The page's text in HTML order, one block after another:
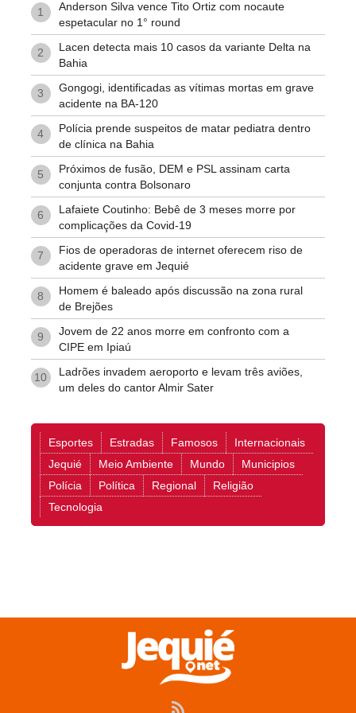
1
Anderson Silva vence Tito Ortiz com nocaute
espetacular no 1° round
2
Lacen detecta mais 10 casos da variante Delta na
Bahia
3
Gongogi, identificadas as vítimas mortas em grave
acidente na BA-120
4
Polícia prende suspeitos de matar pediatra dentro
de clínica na Bahia
5
Próximos de fusão, DEM e PSL assinam carta
conjunta contra Bolsonaro
6
Lafaiete Coutinho: Bebê de 3 meses morre por
complicações da Covid-19
7
Fios de operadoras de internet oferecem riso de
acidente grave em Jequié
8
Homem é baleado após discussão na zona rural
de Brejões
9
Jovem de 22 anos morre em confronto com a
CIPE em Ipiaú
10
Ladrões invadem aeroporto e levam três aviões,
um deles do cantor Almir Sater
Esportes Estradas Famosos
Internacionais
Jequié
Meio Ambiente Mundo
Municipios
Polícia
Política Regional
Religião
Tecnologia